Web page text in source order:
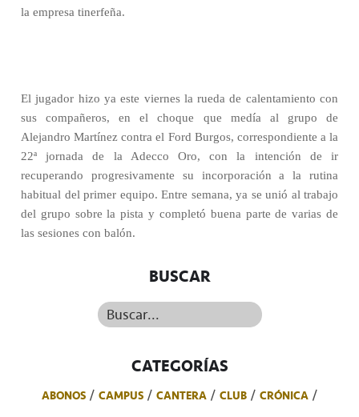
la empresa tinerfeña.
El jugador hizo ya este viernes la rueda de calentamiento con
sus compañeros, en el choque que medía al grupo de
Alejandro Martínez contra el Ford Burgos, correspondiente a la
22ª jornada de la Adecco Oro, con la intención de ir
recuperando progresivamente su incorporación a la rutina
habitual del primer equipo. Entre semana, ya se unió al trabajo
del grupo sobre la pista y completó buena parte de varias de
las sesiones con balón.
BUSCAR
Buscar...
CATEGORÍAS
ABONOS CAMPUS CANTERA CLUB
CRÓNICA